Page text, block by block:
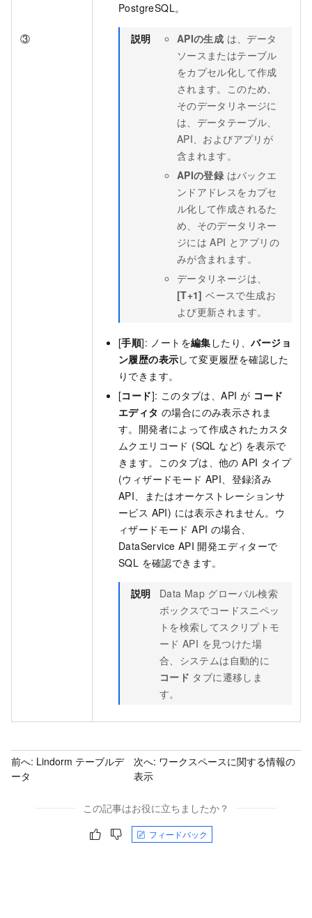
③
PostgreSQL。
説明 APIの生成 は、データ
ソースまたはテーブル
をカプセル化して作成
されます。このため、
そのデータリネージに
は、データテーブル、
API、およびアプリが
含まれます。
APIの登録 はバックエ
ンドアドレスをカプセ
ル化して作成されるた
め、そのデータリネー
ジには API とアプリの
みが含まれます。
データリネージは、
[T+1] ベースで生成お
よび更新されます。
[手順]: ノートを編集 したり、バージョ
ン履歴の表示して変更履歴を確認した
りできます。
[コード]: このタブは、API が コード
エディタ の場合にのみ表示されま
す。開発者によって作成されたカスタ
ムクエリコード (SQL など) を表示で
きます。このタブは、他の API タイプ
(ウィザードモード API、登録済み
API、またはオーケストレーションサ
ービス API) には表示されません。ウ
ィザードモード API の場合、
DataService API 開発エディターで
SQL を確認できます。
説明
Data Map グローバル検索
ボックスでコードスニペッ
トを検索してスクリプトモ
ード API を見つけた場
合、システムは自動的に
コード タブに遷移しま
す。
前へ: Lindorm テーブルデ
ータ
次へ: ワークスペースに関する情報の
表示
この記事はお役に立ちましたか？
フィードバック